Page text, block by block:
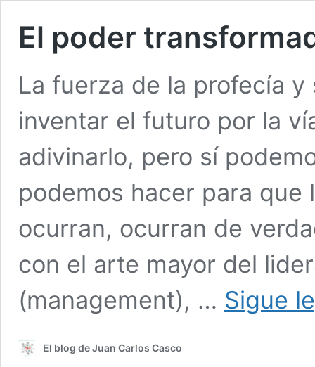
El poder
La fuerza de la profecía
inventar el futuro por la
adivinarlo, pero sí
podemos hacer para que
ocurran, ocurran de
con el arte mayor del
(management), … Sigue
El blog de Juan Carlos Casco